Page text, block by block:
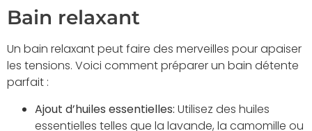
Bain relaxant
Un bain relaxant peut faire des merveilles pour apaiser
les tensions. Voici comment préparer un bain détente
parfait :
Ajout d’huiles essentielles: Utilisez des huiles
essentielles telles que la lavande, la camomille ou